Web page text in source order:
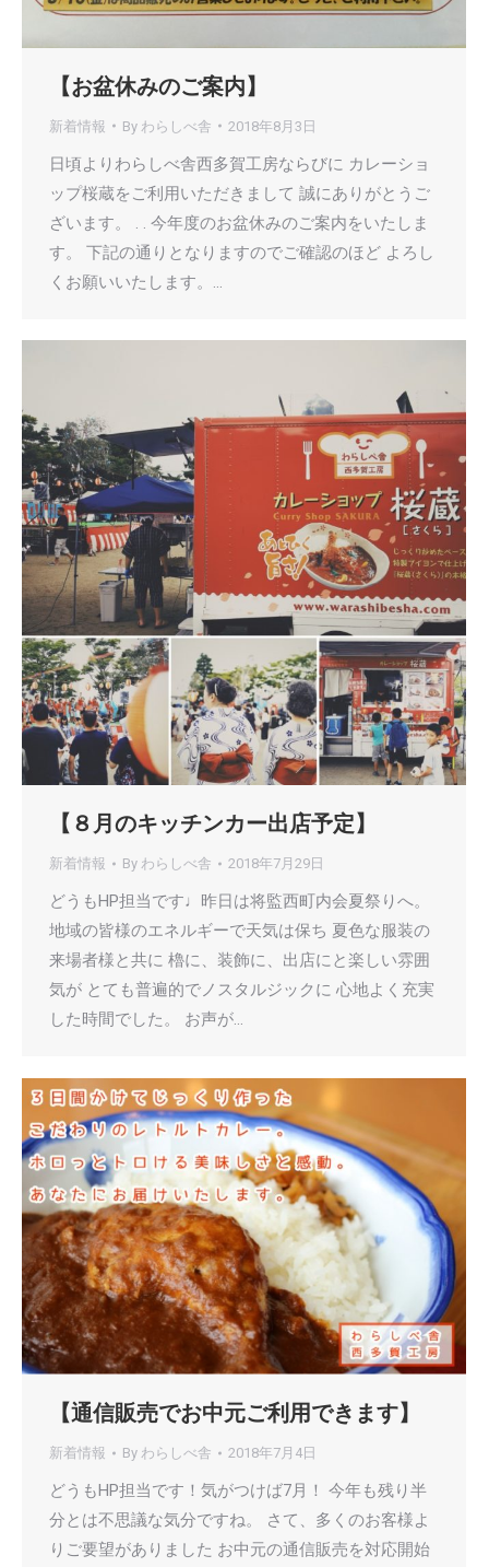
【お盆休みのご案内】
新着情報 By わらしべ舎 2018年8月3日
日頃よりわらしべ舎西多賀工房ならびに カレーショ
ップ桜蔵をご利用いただきまして 誠にありがとうご
ざいます。 . . 今年度のお盆休みのご案内をいたしま
す。 下記の通りとなりますのでご確認のほど よろし
くお願いいたします。…
【８月のキッチンカー出店予定】
新着情報 By わらしべ舎 2018年7月29日
どうもHP担当です♩昨日は将監西町内会夏祭りへ。
地域の皆様のエネルギーで天気は保ち 夏色な服装の
来場者様と共に 櫓に、装飾に、出店にと楽しい雰囲
気が とても普遍的でノスタルジックに 心地よく充実
した時間でした。 お声が…
【通信販売でお中元ご利用できます】
新着情報 By わらしべ舎 2018年7月4日
どうもHP担当です！気がつけば7月！ 今年も残り半
分とは不思議な気分ですね。 さて、多くのお客様よ
りご要望がありました お中元の通信販売を対応開始